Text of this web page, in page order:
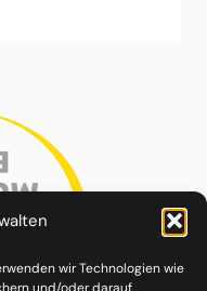
wir Technologien wie